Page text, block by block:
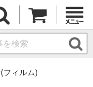
フィルム)